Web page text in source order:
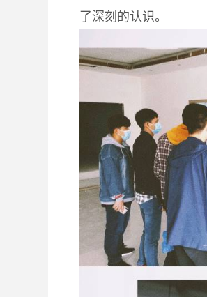
了深刻的认识。